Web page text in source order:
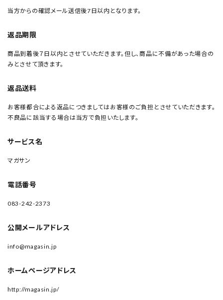
当方からの確認メール送信後7日以内となります。
返品期限
商品到着後７日以内とさせていただきます。但し、商品に不備があった場合の
みとさせて頂きます。
返品送料
お客様都合による返品につきましてはお客様のご負担とさせていただきます。
不良品に該当する場合は当方で負担いたします。
サービス名
マガサン
電話番号
083-242-2373
公開メールアドレス
info@magasin.jp
ホームページアドレス
http://magasin.jp/